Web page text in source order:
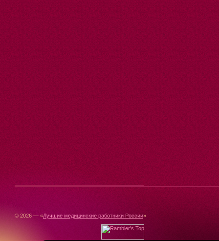
© 2026 — «Лучшие медицинские работники России»